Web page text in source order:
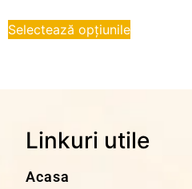
Selectează opțiunile
Linkuri utile
Acasa